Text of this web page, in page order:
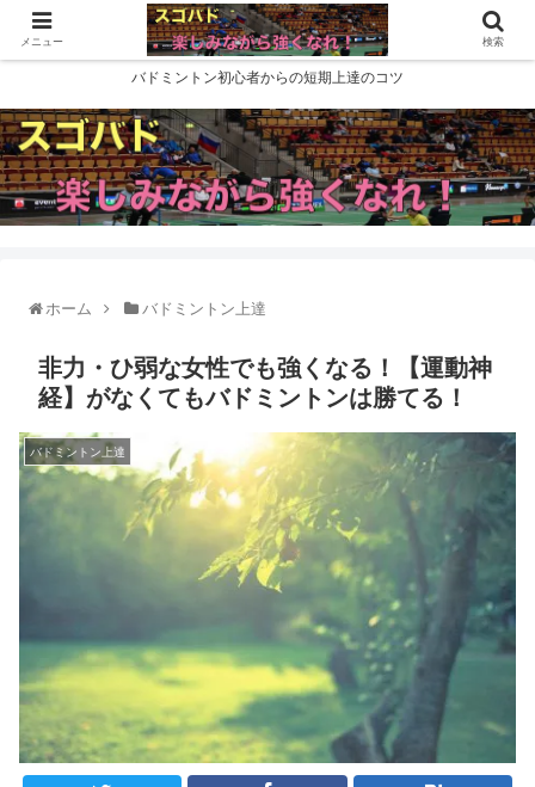
バドミントン初心者からの短期上達のコツ
ホーム バドミントン上達
非力・ひ弱な女性でも強くなる！【運動神
経】がなくてもバドミントンは勝てる！
バドミントン上達
メニュー 検索